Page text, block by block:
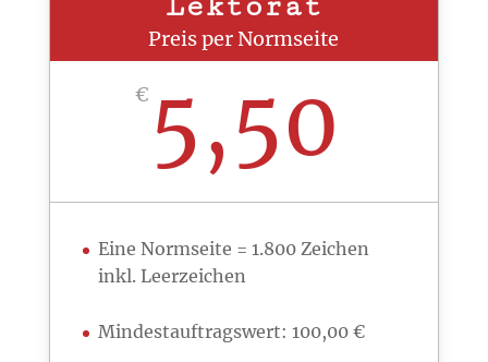
Preis per Normseite
€ 5,50
Eine Normseite = 1.800 Zeichen
inkl. Leerzeichen
Mindestauftragswert: 100,00 €